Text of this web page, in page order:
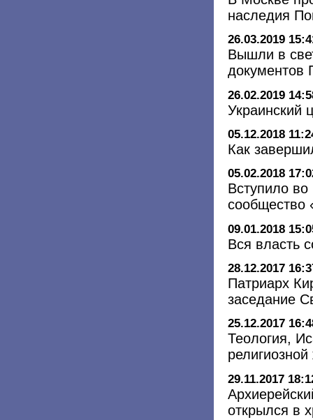
наследия
26.03.2019
Вышли в
документов
26.02.2019
Украинский
05.12.2018
Как
05.02.2018
Вступило во
сообщество
09.01.2018
Вся власть
28.12.2017
Патриарх
заседание
25.12.2017
Теология,
29.11.2017
открылся в